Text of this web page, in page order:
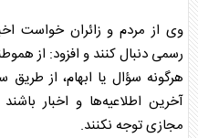
وی از مردم و زائران خواست
رسمی دنبال کنند و افزود: از
آخرین اطلاعیه‌ها و اخبار
مجازی توجه نکنند.